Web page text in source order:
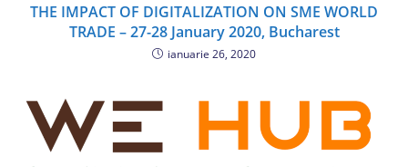
THE IMPACT OF DIGITALIZATION ON SME WORLD
TRADE – 27-28 January 2020, Bucharest
ianuarie 26, 2020